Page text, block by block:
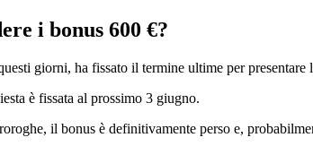
i bonus 600 €?
giorni, ha fissato il termine ultime per
è fissata al prossimo 3 giugno.
il bonus è definitivamente perso e,